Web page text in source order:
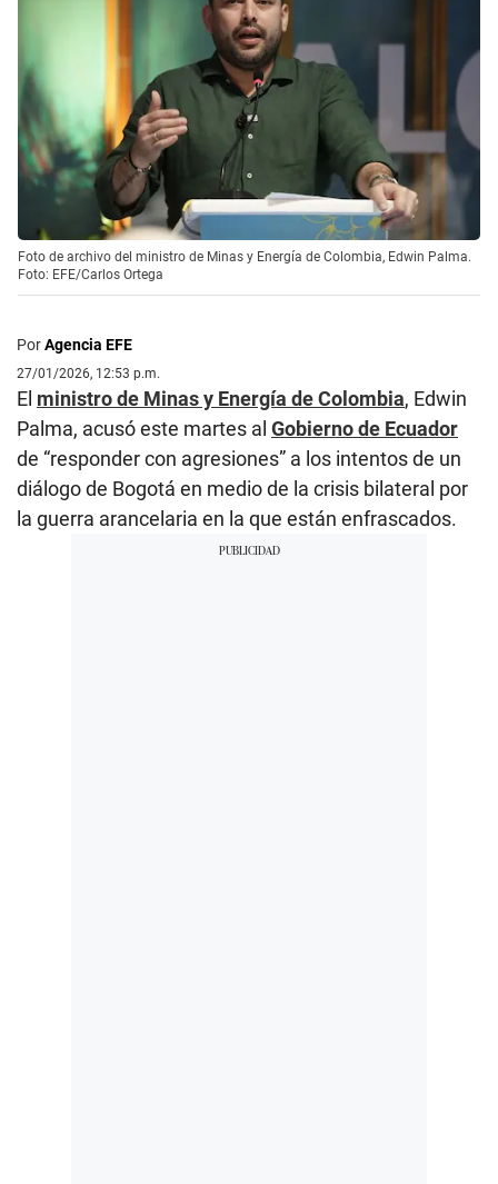
Foto de archivo del ministro de Minas y Energía de Colombia, Edwin Palma.
Foto: EFE/Carlos Ortega
PorAgencia EFE
27/01/2026, 12:53 p.m.
El ministro de Minas y Energía de Colombia, Edwin
Palma, acusó este martes al Gobierno de Ecuador
de “responder con agresiones” a los intentos de un
diálogo de Bogotá en medio de la crisis bilateral por
la guerra arancelaria en la que están enfrascados.